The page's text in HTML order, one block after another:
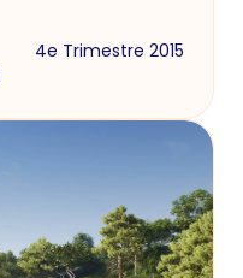
4e Trimestre 2015